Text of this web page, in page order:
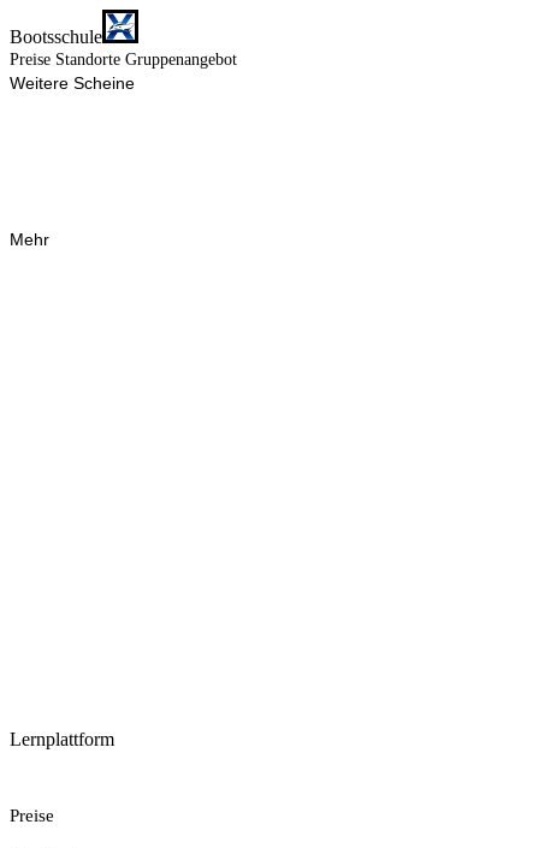
Bootsschule
Preise Standorte Gruppenangebot
Weitere Scheine
Mehr
Lernplattform
Preise